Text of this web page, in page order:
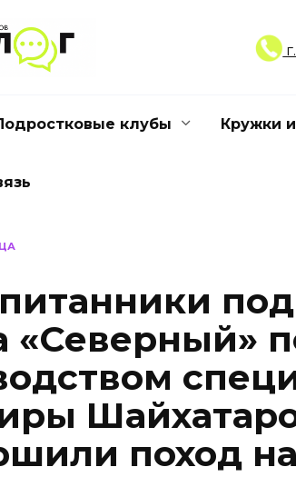
клубы Кружки
«Северный»
поход